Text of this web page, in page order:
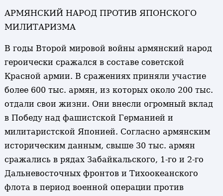
АРМЯНСКИЙ НАРОД ПРОТИВ ЯПОНСКОГО
МИЛИТАРИЗМА
В годы Второй мировой войны армянский народ
героически сражался в составе советской
Красной армии. В сражениях приняли участие
более 600 тыс. армян, из которых около 200 тыс.
отдали свои жизни. Они внесли огромный вклад
в Победу над фашистской Германией и
милитаристской Японией. Согласно армянским
историческим данным, свыше 30 тыс. армян
сражались в рядах Забайкальского, 1-го и 2-го
Дальневосточных фронтов и Тихоокеанского
флота в период военной операции против